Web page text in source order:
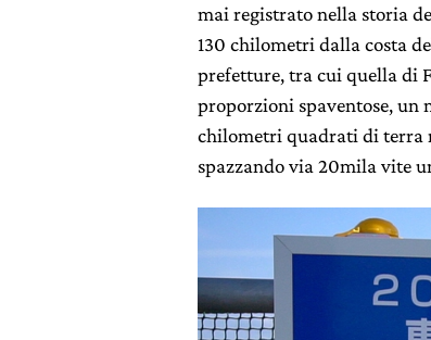
mai registrato nella storia
130 chilometri dalla costa
prefetture, tra cui quella di
proporzioni spaventose, un
chilometri quadrati di terra
spazzando via 20mila vite